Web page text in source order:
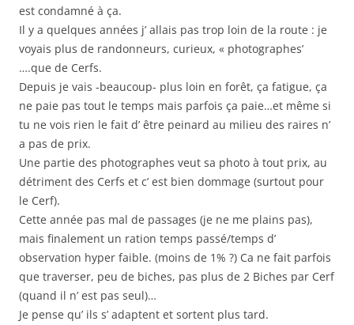
est condamné à ça.
Il y a quelques années j’ allais pas trop loin de la route : je
voyais plus de randonneurs, curieux, « photographes’
….que de Cerfs.
Depuis je vais -beaucoup- plus loin en forêt, ça fatigue, ça
ne paie pas tout le temps mais parfois ça paie…et même si
tu ne vois rien le fait d’ être peinard au milieu des raires n’
a pas de prix.
Une partie des photographes veut sa photo à tout prix, au
détriment des Cerfs et c’ est bien dommage (surtout pour
le Cerf).
Cette année pas mal de passages (je ne me plains pas),
mais finalement un ration temps passé/temps d’
observation hyper faible. (moins de 1% ?) Ca ne fait parfois
que traverser, peu de biches, pas plus de 2 Biches par Cerf
(quand il n’ est pas seul)…
Je pense qu’ ils s’ adaptent et sortent plus tard.